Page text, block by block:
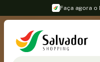
Faça agora o